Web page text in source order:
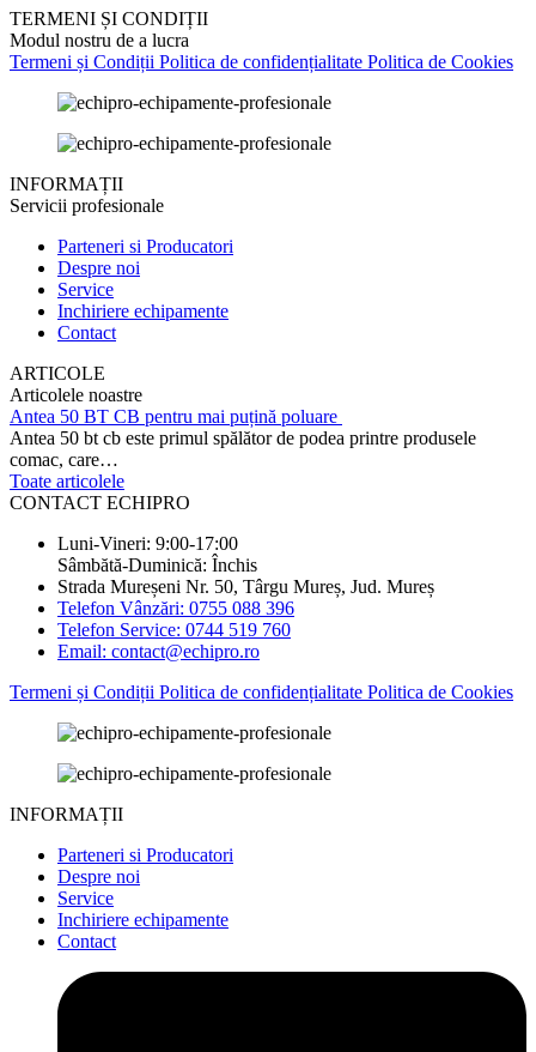
TERMENI ȘI CONDIȚII
Modul nostru de a lucra
Termeni și Condiții Politica de confidențialitate Politica de Cookies
INFORMAȚII
Servicii profesionale
Parteneri si Producatori
Despre noi
Service
Inchiriere echipamente
Contact
ARTICOLE
Articolele noastre
Antea 50 BT CB pentru mai puțină poluare
Antea 50 bt cb este primul spălător de podea printre produsele
comac, care…
Toate articolele
CONTACT ECHIPRO
Luni-Vineri: 9:00-17:00
Sâmbătă-Duminică: Închis
Strada Mureșeni Nr. 50, Târgu Mureș, Jud. Mureș
Telefon Vânzări: 0755 088 396
Telefon Service: 0744 519 760
Email: contact@echipro.ro
Termeni și Condiții Politica de confidențialitate Politica de Cookies
INFORMAȚII
Parteneri si Producatori
Despre noi
Service
Inchiriere echipamente
Contact